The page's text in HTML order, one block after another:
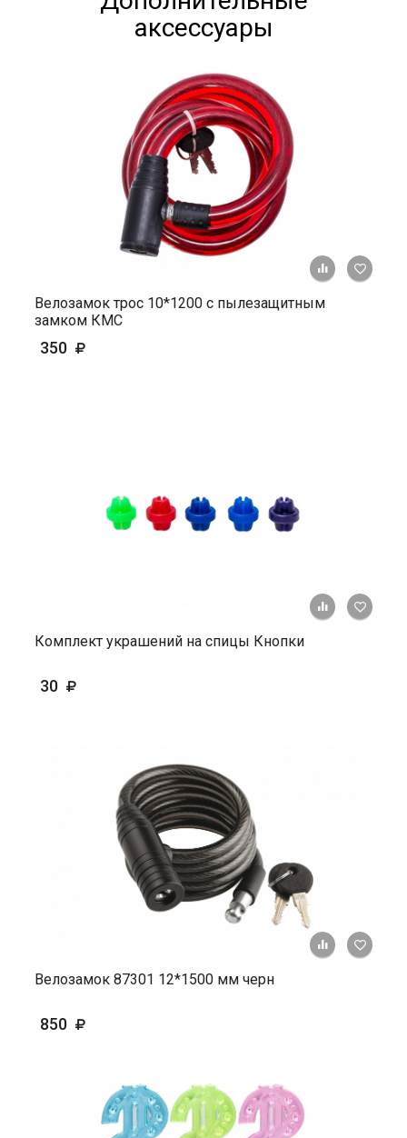
аксессуары
+ К
Велозамок трос 10*1200 с пылезащитным
замком КМС
350
+ К
Комплект украшений на спицы Кнопки
30
+ К
Велозамок 87301 12*1500 мм черн
850